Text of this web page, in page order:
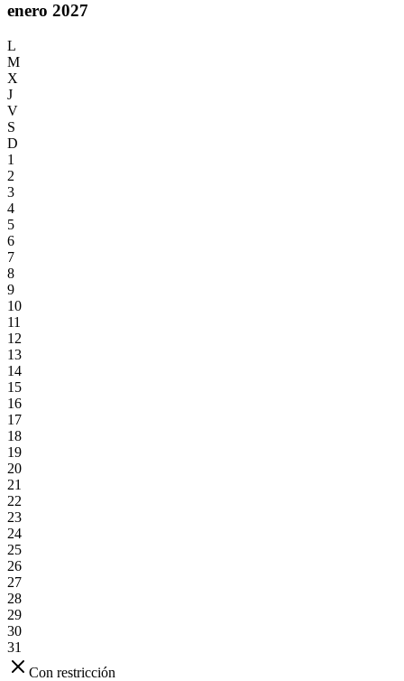
enero 2027
L
M
X
J
V
S
D
1
2
3
4
5
6
7
8
9
10
11
12
13
14
15
16
17
18
19
20
21
22
23
24
25
26
27
28
29
30
31
Con restricción